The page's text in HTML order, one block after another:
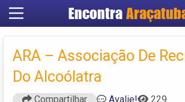
Encontra
Cadastrar
Fazer login
Criar conta
ARA – Associação De
Do Alcoólatra
Compartilhar Avalie! 229